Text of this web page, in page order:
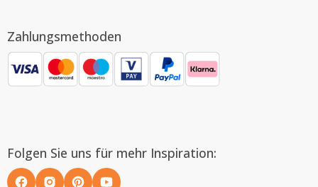
Zahlungsmethoden
Folgen Sie uns für mehr Inspiration: